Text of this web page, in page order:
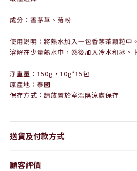
成分：香茅草、菊粉
使用說明：將熱水加入一包香茅茶顆粒中
溶解在少量熱水中，然後加入冷水和冰。
淨重量：150g，10g*15包
原產地：泰國
保存方式：請放置於室溫陰涼處保存
送貨及付款方式
顧客評價